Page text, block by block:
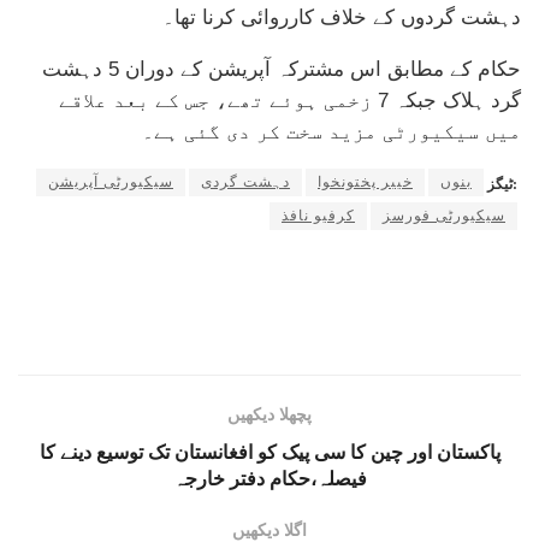
دہشت گردوں کے خلاف کارروائی کرنا تھا۔
حکام کے مطابق اس مشترکہ آپریشن کے دوران 5 دہشت
گرد ہلاک جبکہ 7 زخمی ہوئے تھے، جس کے بعد علاقے
میں سیکیورٹی مزید سخت کر دی گئی ہے۔
ٹیگز: بنوں خیبر پختونخوا دہشت گردی
سیکیورٹی آپریشن
سیکیورٹی فورسز
کرفیو نافذ
پچھلا دیکھیں
پاکستان اور چین کا سی پیک کو افغانستان تک توسیع دینے کا
فیصلہ،حکام دفتر خارجہ
اگلا دیکھیں